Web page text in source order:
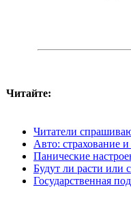
Читайте:
Читатели
Авто: страхование
Панические
Будут ли расти или
Государственная